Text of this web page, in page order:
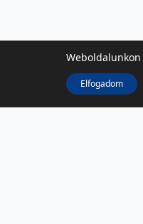
Weboldalunkon
Elfogadom